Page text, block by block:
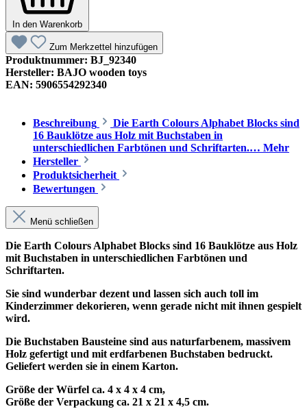
In den Warenkorb
Zum Merkzettel hinzufügen
Produktnummer: BJ_92340
Hersteller: BAJO wooden toys
EAN: 5906554292340
Beschreibung
Die Earth Colours Alphabet Blocks sind
16 Bauklötze aus Holz mit Buchstaben in
unterschiedlichen Farbtönen und Schriftarten.… Mehr
Hersteller
Produktsicherheit
Bewertungen
Menü schließen
Die Earth Colours Alphabet Blocks sind 16 Bauklötze aus Holz
mit Buchstaben in unterschiedlichen Farbtönen und
Schriftarten.
Sie sind wunderbar dezent und lassen sich auch toll im
Kinderzimmer dekorieren, wenn gerade nicht mit ihnen gespielt
wird.
Die Buchstaben Bausteine sind aus naturfarbenem, massivem
Holz gefertigt und mit erdfarbenen Buchstaben bedruckt.
Geliefert werden sie in einem Karton.
Größe der Würfel ca. 4 x 4 x 4 cm,
Größe der Verpackung ca. 21 x 21 x 4,5 cm.